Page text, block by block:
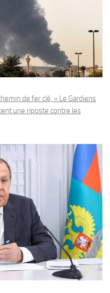
de fer clé, « Le Gardiens
une riposte contre les